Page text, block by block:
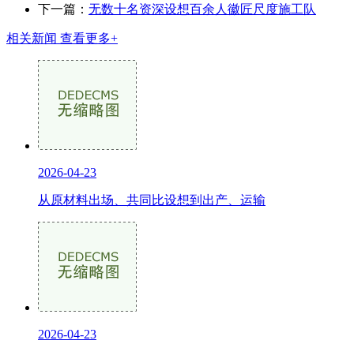
下一篇： 无数十名资深设想百余人徽匠尺度施工队
相关新闻 查看更多+
2026-04-23
从原材料出场、共同比设想到出产、运输
2026-04-23